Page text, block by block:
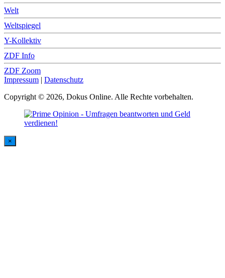
Welt
Weltspiegel
Y-Kollektiv
ZDF Info
ZDF Zoom
Impressum | Datenschutz
Copyright © 2026, Dokus Online. Alle Rechte vorbehalten.
×